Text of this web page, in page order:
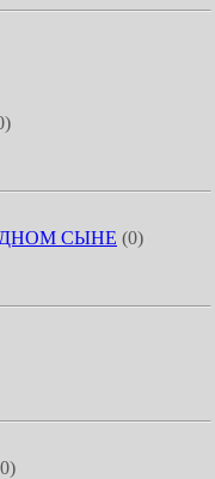
СЫНЕ (0)